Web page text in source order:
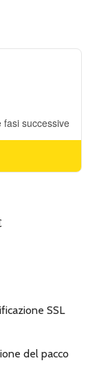
SSL
del pacco